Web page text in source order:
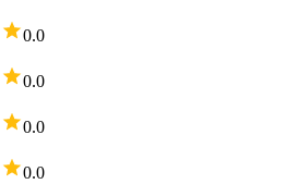
0.0
0.0
0.0
0.0